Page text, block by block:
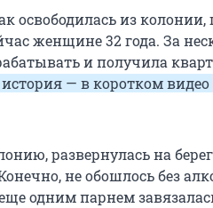
освободилась из колонии,
женщине 32 года. За
и получила
история — в коротком видео
развернулась на
не обошлось без
одним парнем